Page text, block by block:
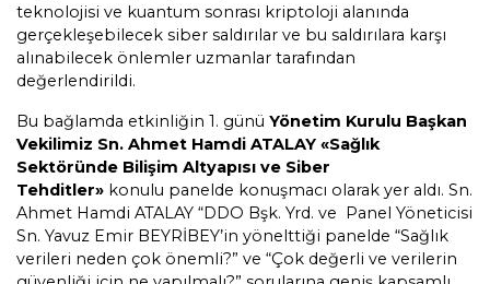
teknolojisi ve kuantum sonrası kriptoloji alanında
gerçekleşebilecek siber saldırılar ve bu saldırılara karşı
alınabilecek önlemler uzmanlar tarafından
değerlendirildi.
Bu bağlamda etkinliğin 1. günü Yönetim Kurulu Başkan
Vekilimiz Sn. Ahmet Hamdi ATALAY «Sağlık
Sektöründe Bilişim Altyapısı ve Siber
Tehditler» konulu panelde konuşmacı olarak yer aldı. Sn.
Ahmet Hamdi ATALAY “DDO Bşk. Yrd. ve Panel Yöneticisi
Sn. Yavuz Emir BEYRİBEY’in yönelttiği panelde “Sağlık
verileri neden çok önemli?” ve “Çok değerli ve verilerin
AKGÜN Personel Devam Kontrol
Sistemi
Takip Sistemi
AK ERP-CRM İş Yönetim Sistemi
AKGÜN Dijital Kurum Çözümleri